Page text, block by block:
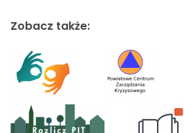
Zobacz także: